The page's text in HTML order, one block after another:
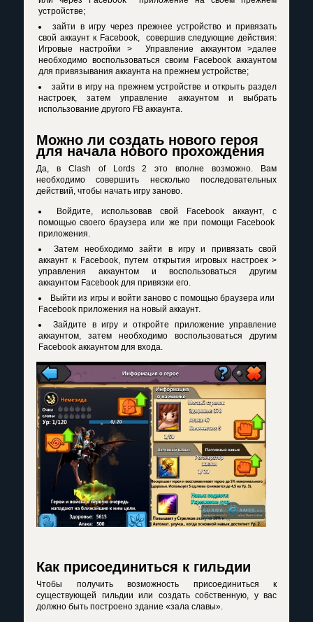
устройстве;
зайти в игру через прежнее устройство и привязать
свой аккаунт к Facebook, совершив следующие действия:
Игровые настройки > Управление аккаунтом >далее
необходимо воспользоваться своим Facebook аккаунтом
для привязывания аккаунта на прежнем устройстве;
зайти в игру на прежнем устройстве и открыть раздел
настроек, затем управление аккаунтом и выбрать
использование другого FB аккаунта.
Можно ли создать нового героя
для начала нового прохождения
Да, в Clash of Lords 2 это вполне возможно. Вам
необходимо совершить несколько последовательных
действий, чтобы начать игру заново.
Войдите, использовав свой Facebook аккаунт, с
помощью своего браузера или же при помощи Facebook
приложения.
Затем необходимо зайти в игру и привязать свой
аккаунт к Facebook, путем открытия игровых настроек >
управления аккаунтом и воспользоваться другим
аккаунтом Facebook для привязки его.
Выйти из игры и войти заново с помощью браузера или
Facebook приложения на новый аккаунт.
Зайдите в игру и откройте приложение управление
аккаунтом, затем необходимо воспользоваться другим
Facebook аккаунтом для входа.
Как присоединиться к гильдии
Чтобы получить возможность присоединиться к
существующей гильдии или создать собственную, у вас
должно быть построено здание «зала славы».